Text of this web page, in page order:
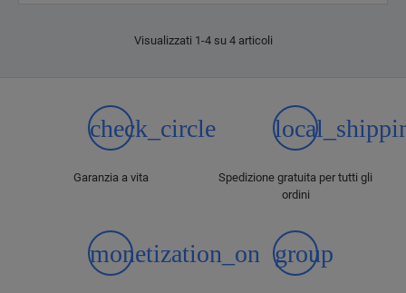
Visualizzati 1-4 su 4 articoli
check_circle
Garanzia a vita
Spedizione gratuita per tutti gli
ordini
monetization_on group